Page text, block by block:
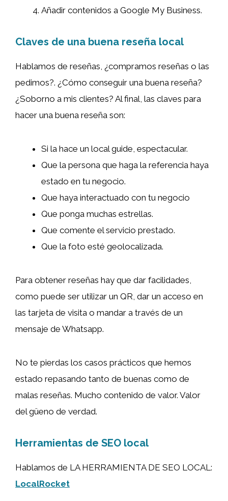
Añadir contenidos a Google My Business.
Claves de una buena reseña local
Hablamos de reseñas, ¿compramos reseñas o las
pedimos?. ¿Cómo conseguir una buena reseña?
¿Soborno a mis clientes? Al final, las claves para
hacer una buena reseña son:
Si la hace un local guide, espectacular.
Que la persona que haga la referencia haya
estado en tu negocio.
Que haya interactuado con tu negocio
Que ponga muchas estrellas.
Que comente el servicio prestado.
Que la foto esté geolocalizada.
Para obtener reseñas hay que dar facilidades,
como puede ser utilizar un QR, dar un acceso en
las tarjeta de visita o mandar a través de un
mensaje de Whatsapp.
No te pierdas los casos prácticos que hemos
estado repasando tanto de buenas como de
malas reseñas. Mucho contenido de valor. Valor
del güeno de verdad.
Herramientas de SEO local
Hablamos de LA HERRAMIENTA DE SEO LOCAL:
LocalRocket